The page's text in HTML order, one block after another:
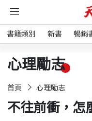
書籍類別 新書 暢銷
心理勵志
首頁 心理勵志
不往前衝，怎